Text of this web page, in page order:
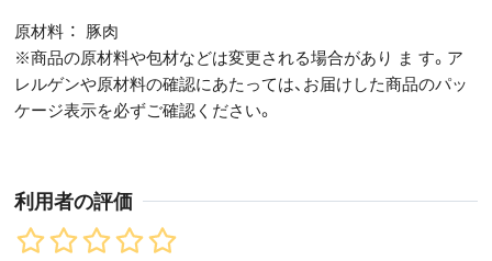
原材料
豚肉
※商品の原材料や包材などは変更される場合があり ま す。ア
レルゲンや原材料の確認にあたっては、お届けした商品のパッ
ケージ表示を必ずご確認ください。
利用者の評価